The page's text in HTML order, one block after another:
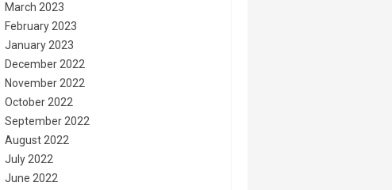
March 2023
February 2023
January 2023
December 2022
November 2022
October 2022
September 2022
August 2022
July 2022
June 2022